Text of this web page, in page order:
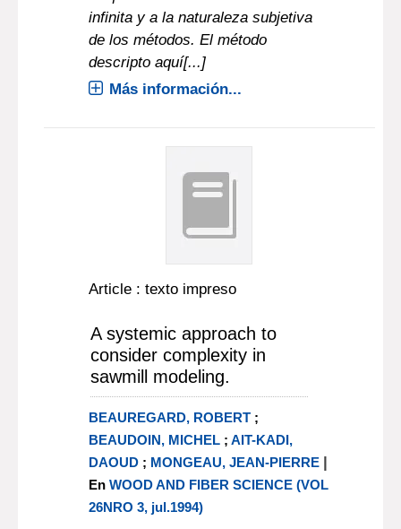
infinita y a la naturaleza subjetiva
de los métodos. El método
descripto aquí[...]
Más información...
Article : texto impreso
A systemic approach to
consider complexity in
sawmill modeling.
BEAUREGARD, ROBERT;
BEAUDOIN, MICHEL; AIT-KADI,
DAOUD; MONGEAU, JEAN-PIERRE |
En WOOD AND FIBER SCIENCE (VOL
26NRO 3, jul.1994)